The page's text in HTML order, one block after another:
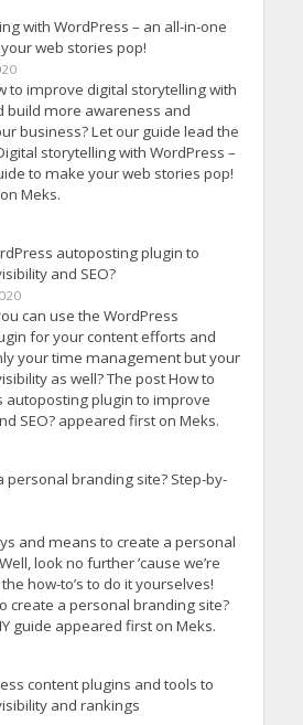
with WordPress – an all-in-one
web stories pop!
to improve digital storytelling with
build more awareness and
business? Let our guide lead the
storytelling with WordPress –
to make your web stories pop!
Meks.
autoposting plugin to
and SEO?
can use the WordPress
for your content efforts and
your time management but your
as well? The post How to
autoposting plugin to improve
SEO? appeared first on Meks.
personal branding site? Step-by-
and means to create a personal
look no further ’cause we’re
how-to’s to do it yourselves!
create a personal branding site?
guide appeared first on Meks.
content plugins and tools to
and rankings